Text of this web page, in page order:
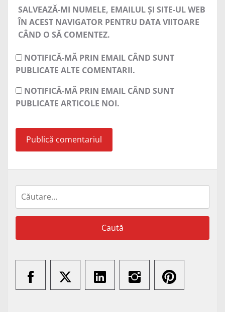
SALVEAZĂ-MI NUMELE, EMAILUL ȘI SITE-UL WEB
ÎN ACEST NAVIGATOR PENTRU DATA VIITOARE
CÂND O SĂ COMENTEZ.
NOTIFICĂ-MĂ PRIN EMAIL CÂND SUNT
PUBLICATE ALTE COMENTARII.
NOTIFICĂ-MĂ PRIN EMAIL CÂND SUNT
PUBLICATE ARTICOLE NOI.
după: